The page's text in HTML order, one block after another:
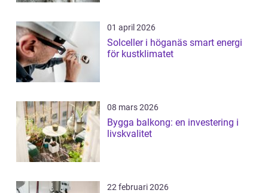
01 april 2026
Solceller i höganäs smart energi
för kustklimatet
08 mars 2026
Bygga balkong: en investering i
livskvalitet
22 februari 2026